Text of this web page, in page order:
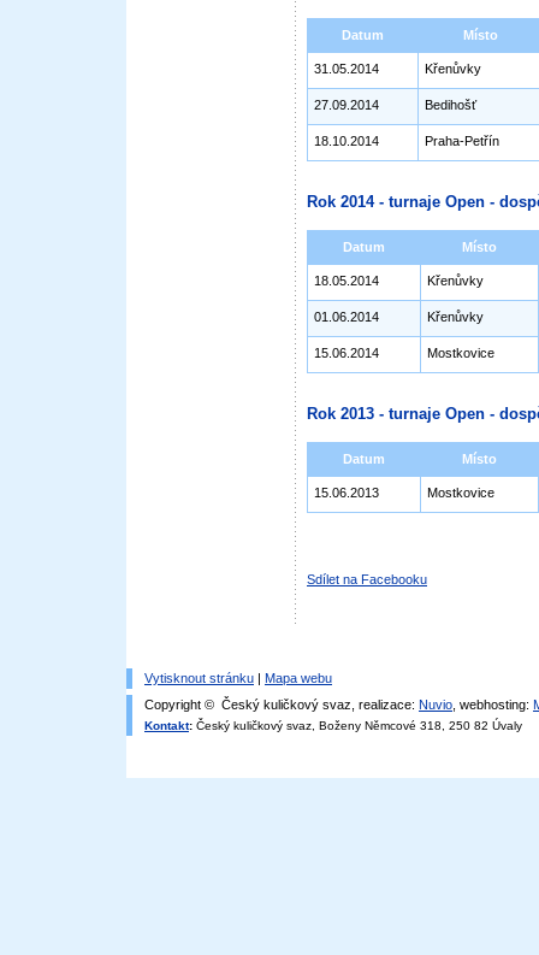
Datum Místo
31.05.2014 Křenůvky
27.09.2014 Bedihošť
18.10.2014 Praha-Petřín
Rok 2014 - turnaje Open -
Datum Místo
18.05.2014 Křenůvky
01.06.2014 Křenůvky
15.06.2014 Mostkovice
Rok 2013 - turnaje Open -
Datum Místo
15.06.2013 Mostkovice
Sdílet na Facebooku
Vytisknout stránku | Mapa webu
Copyright © Český kuličkový svaz, realizace: Nuvio , webhosting:
Kontakt: Český kuličkový svaz, Boženy Němcové 318, 250 82 Úvaly